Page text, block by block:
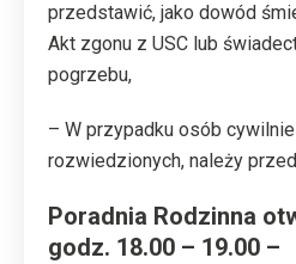
przedstawić, jako dowód
Akt zgonu z USC lub
pogrzebu,
– W przypadku osób
rozwiedzionych, należy
Poradnia Rodzinna
godz. 18.00 – 19.00 –